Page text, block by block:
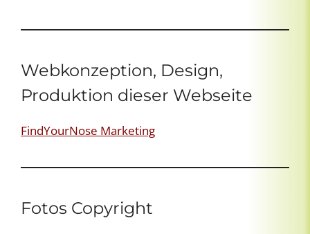
Webkonzeption, Design,
Produktion dieser Webseite
FindYourNose Marketing
Fotos Copyright